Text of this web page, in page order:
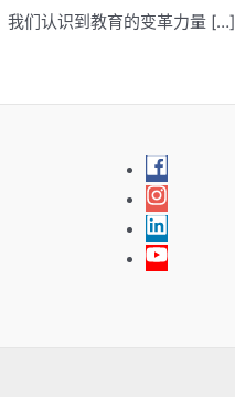
我们认识到教育的变革力量 […]